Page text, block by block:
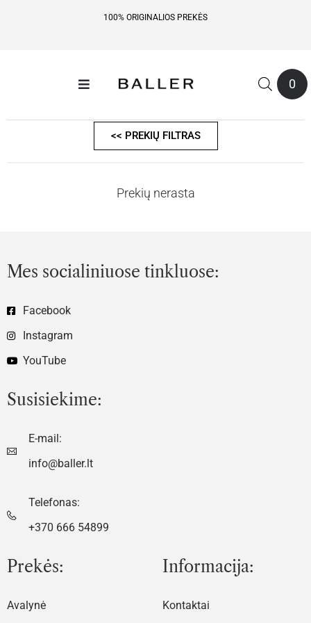
100% ORIGINALIOS PREKĖS
0
<< PREKIŲ FILTRAS
Prekių nerasta
Mes socialiniuose tinkluose:
Facebook
Instagram
YouTube
Susisiekime:
E-mail:
info@baller.lt
Telefonas:
+370 666 54899
Prekės:
Avalynė
Informacija:
Kontaktai